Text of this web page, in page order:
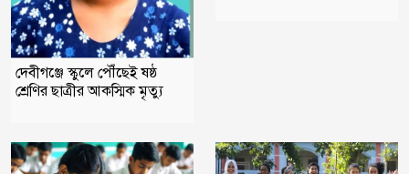
দেবীগঞ্জে স্কুলে পৌঁছেই ষষ্ঠ
শ্রেণির ছাত্রীর আকস্মিক মৃত্যু